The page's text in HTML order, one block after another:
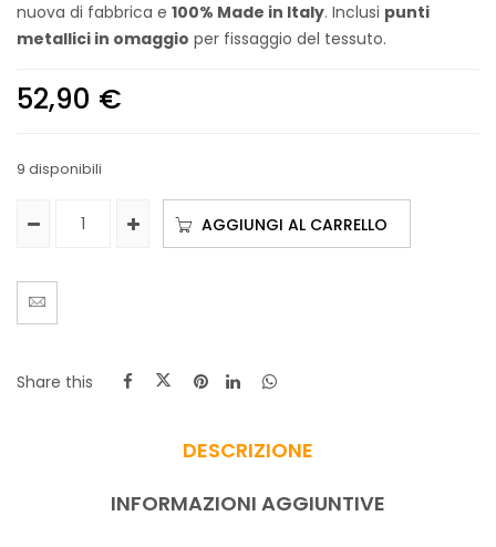
nuova di fabbrica e 100% Made in Italy. Inclusi punti
metallici in omaggio per fissaggio del tessuto.
52,90 €
9 disponibili
AGGIUNGI AL CARRELLO
Share this
DESCRIZIONE
INFORMAZIONI AGGIUNTIVE